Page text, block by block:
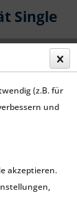
Single
(z.B. für
und
akzeptieren.